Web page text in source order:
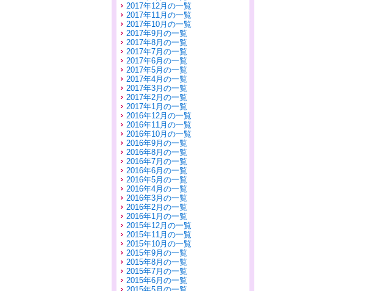
2017年12月の一覧
2017年11月の一覧
2017年10月の一覧
2017年9月の一覧
2017年8月の一覧
2017年7月の一覧
2017年6月の一覧
2017年5月の一覧
2017年4月の一覧
2017年3月の一覧
2017年2月の一覧
2017年1月の一覧
2016年12月の一覧
2016年11月の一覧
2016年10月の一覧
2016年9月の一覧
2016年8月の一覧
2016年7月の一覧
2016年6月の一覧
2016年5月の一覧
2016年4月の一覧
2016年3月の一覧
2016年2月の一覧
2016年1月の一覧
2015年12月の一覧
2015年11月の一覧
2015年10月の一覧
2015年9月の一覧
2015年8月の一覧
2015年7月の一覧
2015年6月の一覧